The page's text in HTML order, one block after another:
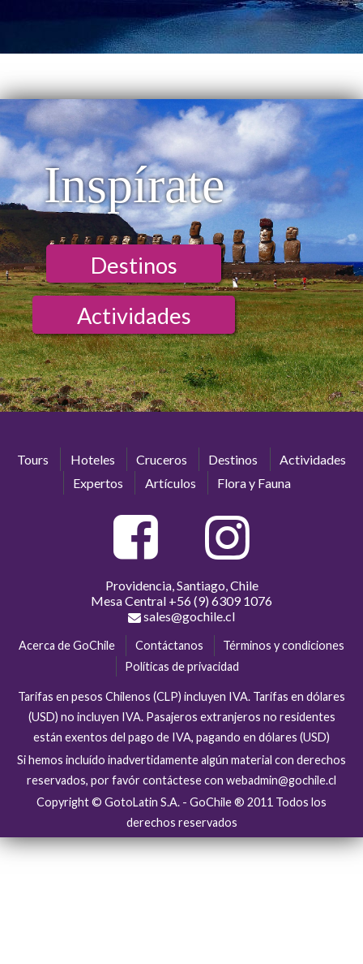
Inspírate
Destinos
Actividades
Tours Hoteles Cruceros Destinos
Actividades
Expertos
Artículos Flora y Fauna
Providencia, Santiago, Chile
Mesa Central +56 (9) 6309 1076
sales@gochile.cl
Acerca de GoChile Contáctanos
Términos y condiciones
Políticas de privacidad
Tarifas en pesos Chilenos (CLP) incluyen IVA. Tarifas en dólares
(USD) no incluyen IVA. Pasajeros extranjeros no residentes
están exentos del pago de IVA, pagando en dólares (USD)
Si hemos incluído inadvertidamente algún material con derechos
reservados, por favór contáctese con webadmin@gochile.cl
Copyright © GotoLatin S.A. - GoChile ® 2011 Todos los
derechos reservados